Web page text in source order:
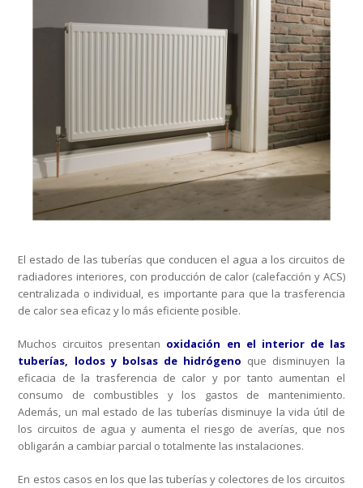
El estado de las tuberías que conducen el agua a los circuitos de
radiadores interiores, con producción de calor (calefacción y ACS)
centralizada o individual, es importante para que la trasferencia
de calor sea eficaz y lo más eficiente posible.
Muchos circuitos presentan oxidación en el interior de las
tuberías, lodos ybolsas de hidrógeno que disminuyen la
eficacia de la trasferencia de calor y por tanto aumentan el
consumo de combustibles y los gastos de mantenimiento.
Además, un mal estado de las tuberías disminuye la vida útil de
los circuitos de agua y aumenta el riesgo de averías, que nos
obligarán a cambiar parcial o totalmente las instalaciones.
En estos casos en los que las tuberías y colectores de los circuitos